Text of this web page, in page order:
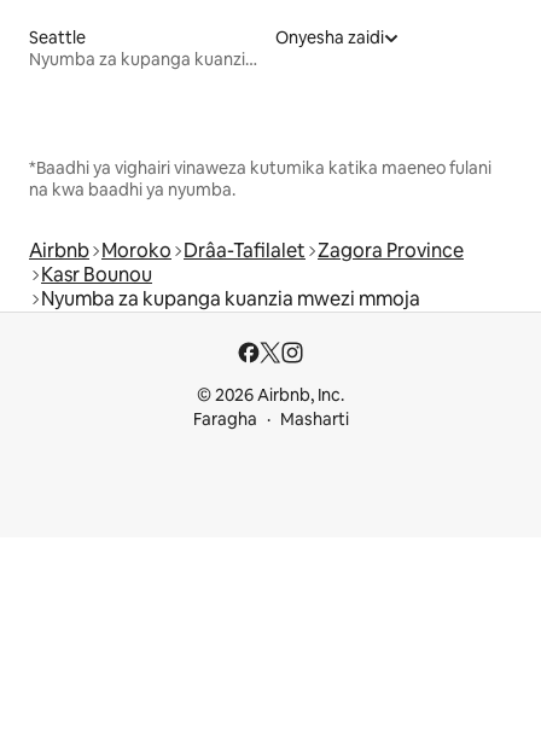
Seattle
Nyumba za kupanga kuanzia mwezi mmoja
Onyesha zaidi
*Baadhi ya vighairi vinaweza kutumika katika maeneo fulani
na kwa baadhi ya nyumba.
Airbnb Moroko Drâa-Tafilalet Zagora Province
Kasr Bounou
Nyumba za kupanga kuanzia mwezi mmoja
© 2026 Airbnb, Inc.
Faragha
Masharti